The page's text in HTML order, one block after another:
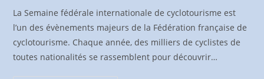
La Semaine fédérale internationale de cyclotourisme est
l’un des évènements majeurs de la Fédération française de
cyclotourisme. Chaque année, des milliers de cyclistes de
toutes nationalités se rassemblent pour découvrir…